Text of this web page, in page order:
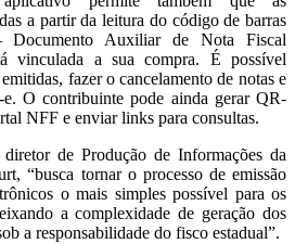
a partir da leitura do código de barras
Auxiliar de Nota Fiscal
vinculada a sua compra. É possível
fazer o cancelamento de notas e
O contribuinte pode ainda gerar QR-
NFF e enviar links para consultas.
de Produção de Informações da
“busca tornar o processo de emissão
o mais simples possível para os
a complexidade de geração dos
a responsabilidade do fisco estadual”.